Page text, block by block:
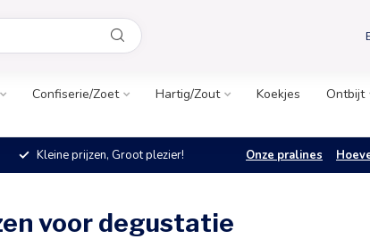
Confiserie/Zoet Hartig/Zout Koekjes Ontbijt
Kleine prijzen, Groot plezier! Onze pralines
voor degustatie